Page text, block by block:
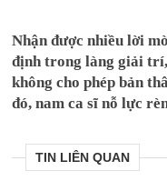
Nhận được nhiều lời
định trong làng giải
không cho phép bản
đó, nam ca sĩ nỗ lực
TIN LIÊN QUAN